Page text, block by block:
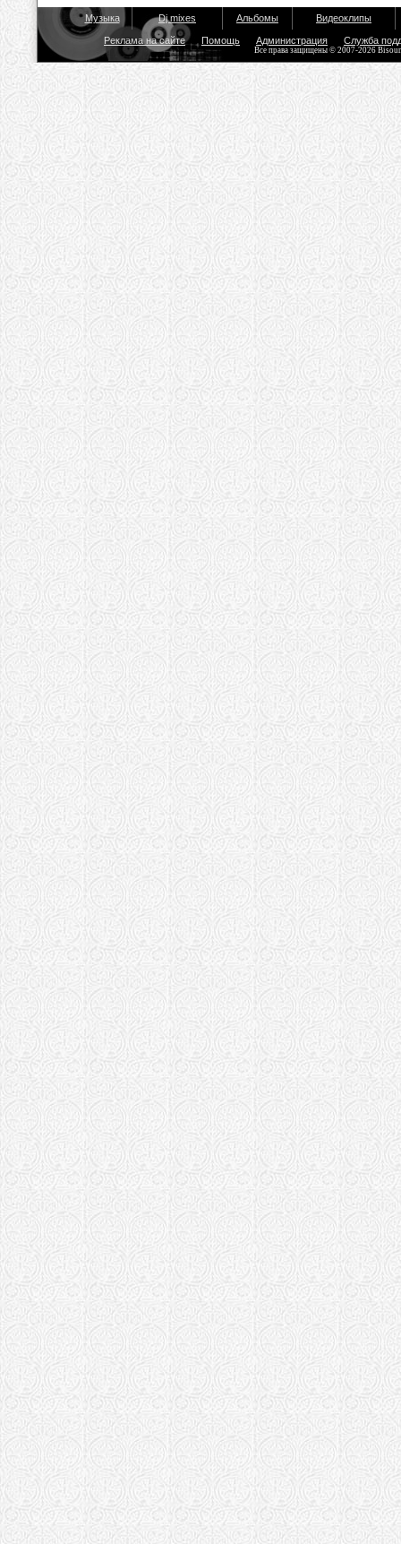
Музыка Dj mixes Альбомы Видеоклипы
Реклама на сайте Помощь Администрация Служба
Все права защищены © 2007-2026